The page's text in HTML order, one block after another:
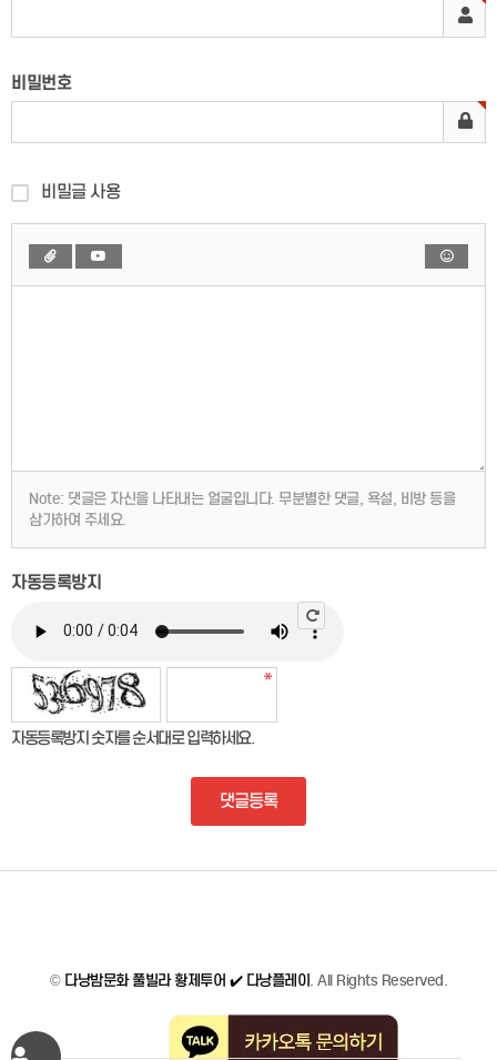
비밀번호
비밀글 사용
Note: 댓글은 자신을 나타내는 얼굴입니다. 무분별한 댓글, 욕설, 비방 등을
삼가하여 주세요.
자동등록방지
자동등록방지 숫자를 순서대로 입력하세요.
댓글등록
© 다낭밤문화 풀빌라 황제투어 ✔️ 다낭플레이 . All Rights Reserved.